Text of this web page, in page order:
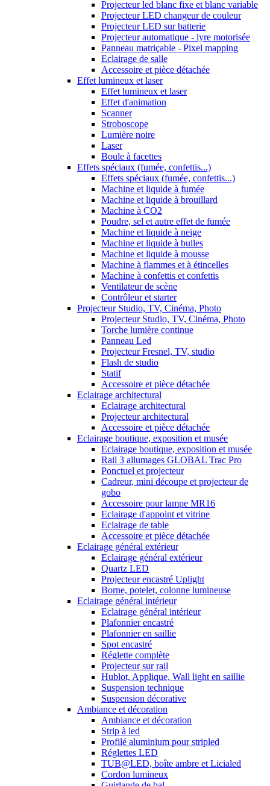
Projecteur led blanc fixe et blanc variable
Projecteur LED changeur de couleur
Projecteur LED sur batterie
Projecteur automatique - lyre motorisée
Panneau matriçable - Pixel mapping
Eclairage de salle
Accessoire et pièce détachée
Effet lumineux et laser
Effet lumineux et laser
Effet d'animation
Scanner
Stroboscope
Lumière noire
Laser
Boule à facettes
Effets spéciaux (fumée, confettis...)
Effets spéciaux (fumée, confettis...)
Machine et liquide à fumée
Machine et liquide à brouillard
Machine à CO2
Poudre, sel et autre effet de fumée
Machine et liquide à neige
Machine et liquide à bulles
Machine et liquide à mousse
Machine à flammes et à étincelles
Machine à confettis et confettis
Ventilateur de scène
Contrôleur et starter
Projecteur Studio, TV, Cinéma, Photo
Projecteur Studio, TV, Cinéma, Photo
Torche lumière continue
Panneau Led
Projecteur Fresnel, TV, studio
Flash de studio
Statif
Accessoire et pièce détachée
Eclairage architectural
Eclairage architectural
Projecteur architectural
Accessoire et pièce détachée
Eclairage boutique, exposition et musée
Eclairage boutique, exposition et musée
Rail 3 allumages GLOBAL Trac Pro
Ponctuel et projecteur
Cadreur, mini découpe et projecteur de
gobo
Accessoire pour lampe MR16
Eclairage d'appoint et vitrine
Eclairage de table
Accessoire et pièce détachée
Eclairage général extérieur
Eclairage général extérieur
Quartz LED
Projecteur encastré Uplight
Borne, potelet, colonne lumineuse
Eclairage général intérieur
Eclairage général intérieur
Plafonnier encastré
Plafonnier en saillie
Spot encastré
Réglette complète
Projecteur sur rail
Hublot, Applique, Wall light en saillie
Suspension technique
Suspension décorative
Ambiance et décoration
Ambiance et décoration
Strip à led
Profilé aluminium pour stripled
Réglettes LED
TUB@LED, boîte ambre et Licialed
Cordon lumineux